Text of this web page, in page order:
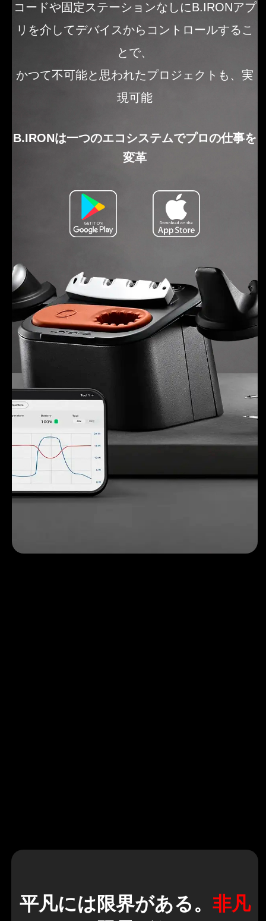
コードや固定ステーションなしにB.IRONアプ
リを介してデバイスからコントロールするこ
とで、
かつて不可能と思われたプロジェクトも、 実
現可能
B.IRONは一つのエコシステムでプロの仕事を
変革
平凡には限界がある。 非凡